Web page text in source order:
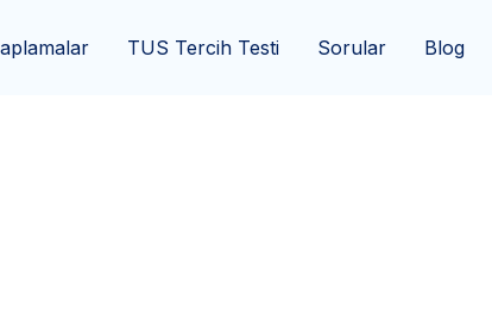
TUS Tercih Testi Sorular Blog